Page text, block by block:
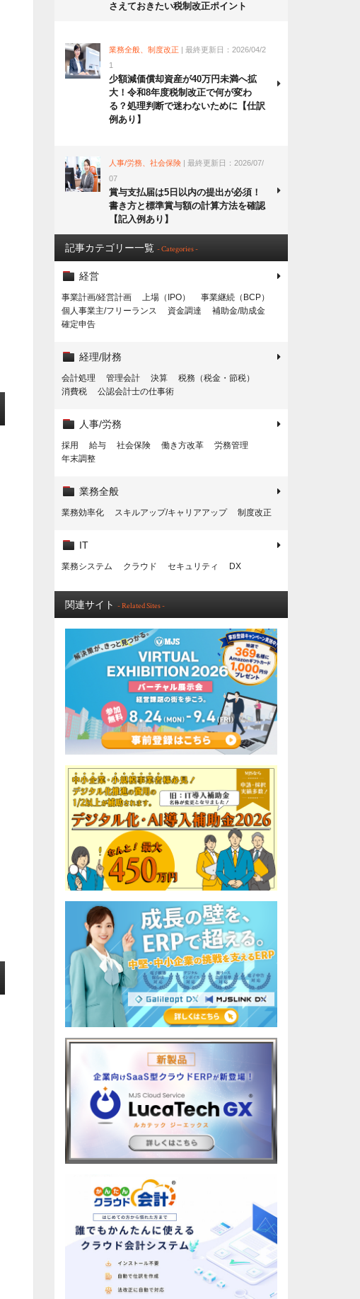
さえておきたい税制改正ポイント
業務全般、制度改正 | 最終更新日：2026/04/2
1
少額減価償却資産が40万円未満へ拡
大！令和8年度税制改正で何が変わ
る？処理判断で迷わないために【仕訳
例あり】
人事/労務、社会保険 | 最終更新日：2026/07/
07
賞与支払届は5日以内の提出が必須！
書き方と標準賞与額の計算方法を確認
【記入例あり】
記事カテゴリー一覧 - Categories -
経営
事業計画/経営計画 上場（IPO）
事業継続（BCP）
個人事業主/フリーランス
資金調達
補助金/助成金
確定申告
経理/財務
会計処理 管理会計 決算
税務（税金・節税）
消費税
公認会計士の仕事術
人事/労務
採用 給与 社会保険 働き方改革
労務管理
年末調整
業務全般
業務効率化 スキルアップ/キャリアアップ 制度改正
IT
業務システム クラウド セキュリティ DX
関連サイト - Related Sites -